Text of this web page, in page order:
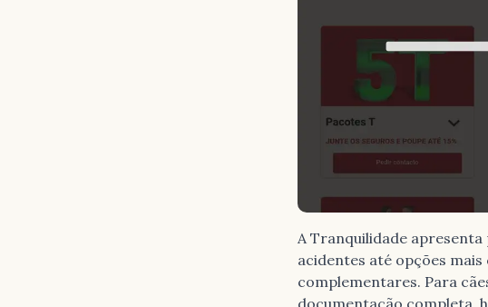
A Tranquilidade
acidentes até opções
complementares. Para